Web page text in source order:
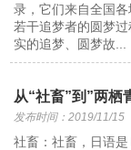
录，它们来自全国
若干追梦者的圆梦
实的追梦、圆梦故...
从“社畜”到”两栖
发布时间：2019/11/15
社畜：社畜，日语